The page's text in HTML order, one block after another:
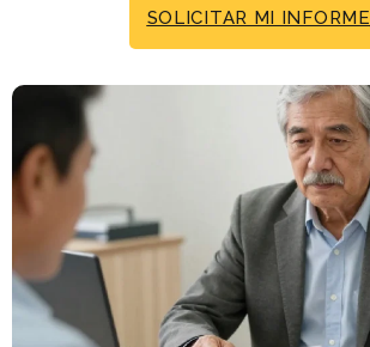
SOLICITAR MI INFORME